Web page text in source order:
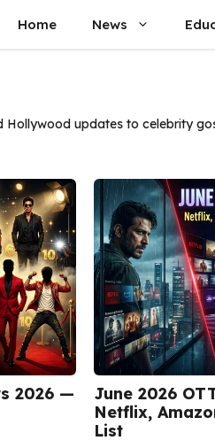
Home News
updates to celebrity
2026 —
June 2026
Netflix,
List